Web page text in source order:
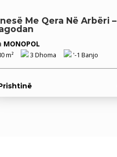
Me Qera Në Arbëri –
MONOPOL
m² 3 Dhoma '-1 Banjo